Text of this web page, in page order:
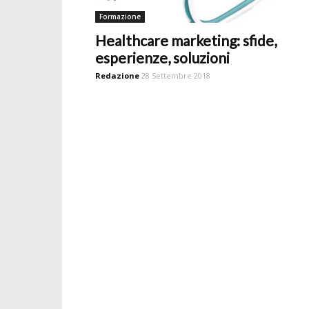
Formazione
Healthcare marketing: sfide,
esperienze, soluzioni
Redazione 28 Settembre 2018